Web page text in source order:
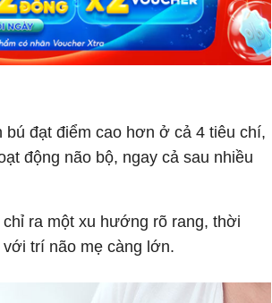
đạt điểm cao hơn ở cả 4 tiêu chí,
động não bộ, ngay cả sau nhiều
ra một xu hướng rõ rang, thời
trí não mẹ càng lớn.